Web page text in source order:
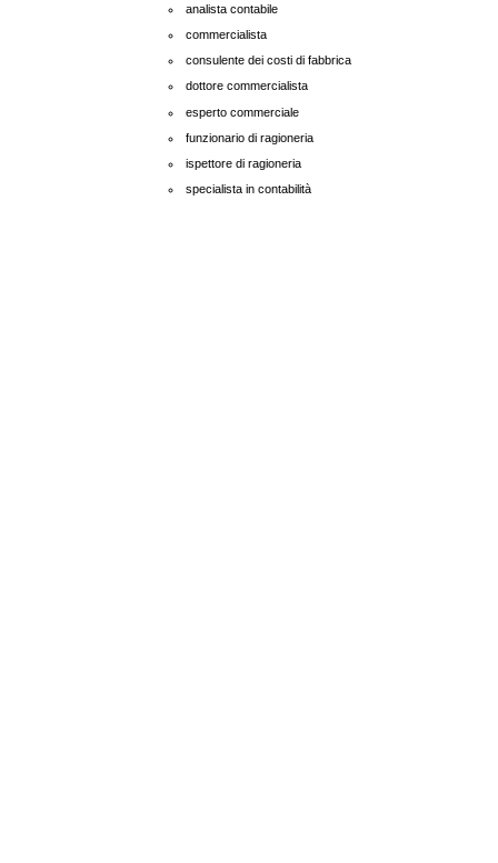
analista contabile
commercialista
consulente dei costi di fabbrica
dottore commercialista
esperto commerciale
funzionario di ragioneria
ispettore di ragioneria
specialista in contabilità